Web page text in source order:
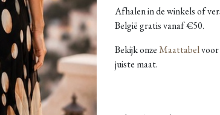
Afhalen in de winkels of
België gratis vanaf €50.
Bekijk onzeMaattabelvoor
juiste maat.